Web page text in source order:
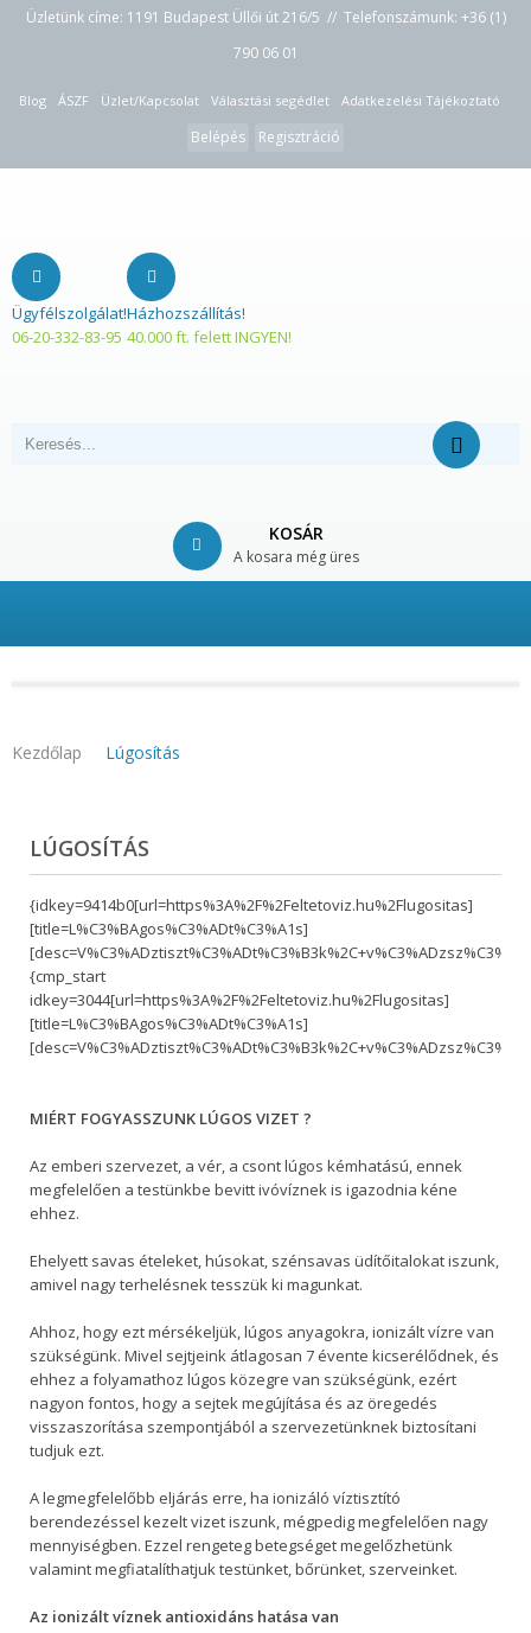
Üzletünk címe: 1191 Budapest Üllői út 216/5 // Telefonszámunk: +36 (1)
790 06 01
Blog ÁSZF Üzlet/Kapcsolat Választási segédlet Adatkezelési Tájékoztató
Belépés Regisztráció
Ügyfélszolgálat!
06-20-332-83-95
Házhozszállítás!
40.000 ft. felett INGYEN!
KOSÁR
A kosara még üres
Kezdőlap Lúgosítás
LÚGOSÍTÁS
{idkey=9414b0[url=https%3A%2F%2Feltetoviz.hu%2Flugositas]
[title=L%C3%BAgos%C3%ADt%C3%A1s]
{cmp_start
idkey=3044[url=https%3A%2F%2Feltetoviz.hu%2Flugositas]
[title=L%C3%BAgos%C3%ADt%C3%A1s]
MIÉRT FOGYASSZUNK LÚGOS VIZET ?
Az emberi szervezet, a vér, a csont lúgos kémhatású, ennek
megfelelően a testünkbe bevitt ivóvíznek is igazodnia kéne
ehhez.
Ehelyett savas ételeket, húsokat, szénsavas üdítőitalokat iszunk,
amivel nagy terhelésnek tesszük ki magunkat.
Ahhoz, hogy ezt mérsékeljük, lúgos anyagokra, ionizált vízre van
szükségünk. Mivel sejtjeink átlagosan 7 évente kicserélődnek, és
ehhez a folyamathoz lúgos közegre van szükségünk, ezért
nagyon fontos, hogy a sejtek megújítása és az öregedés
visszaszorítása szempontjából a szervezetünknek biztosítani
tudjuk ezt.
A legmegfelelőbb eljárás erre, ha ionizáló víztisztító
berendezéssel kezelt vizet iszunk, mégpedig megfelelően nagy
mennyiségben. Ezzel rengeteg betegséget megelőzhetünk
valamint megfiatalíthatjuk testünket, bőrünket, szerveinket.
Az ionizált víznek antioxidáns hatása van